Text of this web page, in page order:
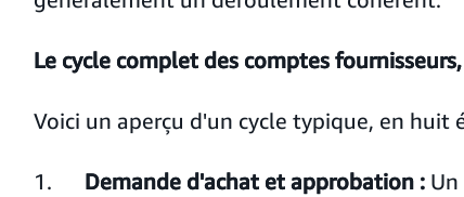
Le cycle complet des comptes
Voici un aperçu d'un cycle typique, en huit
1. Demande d'achat et approbation :Un